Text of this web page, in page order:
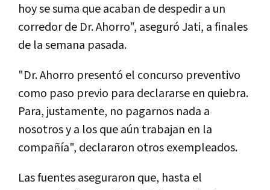
hoy se suma que acaban de despedir a un
corredor de Dr. Ahorro", aseguró Jati, a finales
de la semana pasada.
"Dr. Ahorro presentó el concurso preventivo
como paso previo para declararse en quiebra.
Para, justamente, no pagarnos nada a
nosotros y a los que aún trabajan en la
compañía", declararon otros exempleados.
Las fuentes aseguraron que, hasta el